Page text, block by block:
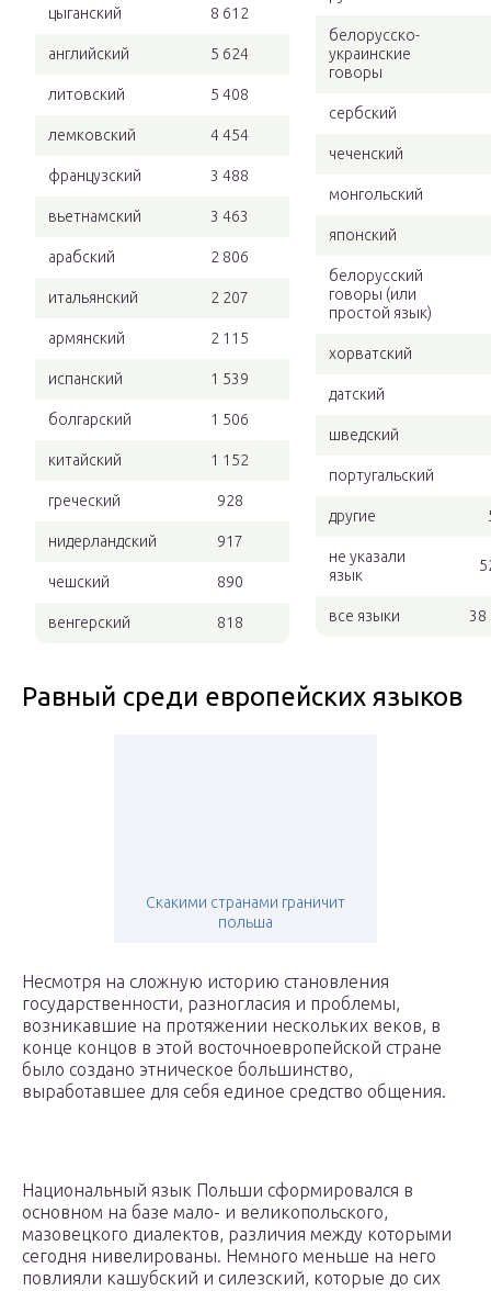
цыганский 8 612
английский 5 624
литовский 5 408
лемковский 4 454
французский 3 488
вьетнамский 3 463
арабский 2 806
итальянский 2 207
армянский 2 115
испанский 1 539
болгарский 1 506
китайский 1 152
греческий 928
нидерландский 917
чешский 890
венгерский 818
белорусско-
украинские
говоры
сербский
чеченский
монгольский
японский
белорусский
говоры (или
простой язык)
хорватский
датский
шведский
португальский
другие
не указали
язык
все языки 38
Равный среди европейских языков
Cкакими странами граничит
польша
Несмотря на сложную историю становления
государственности, разногласия и проблемы,
возникавшие на протяжении нескольких веков, в
конце концов в этой восточноевропейской стране
было создано этническое большинство,
выработавшее для себя единое средство общения.
Национальный язык Польши сформировался в
основном на базе мало- и великопольского,
мазовецкого диалектов, различия между которыми
сегодня нивелированы. Немного меньше на него
повлияли кашубский и силезский, которые до сих